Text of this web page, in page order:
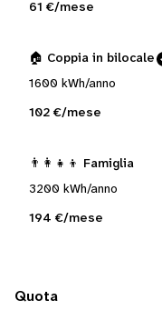
61 €/mese
🏠 Coppia in bilocale
1600 kWh/anno
102 €/mese
👨‍👩‍👧‍👦 Famiglia
3200 kWh/anno
194 €/mese
Quota